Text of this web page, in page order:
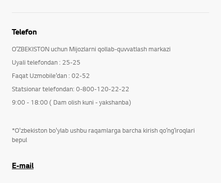
Telefon
OʻZBEKISTON uchun Mijozlarni qollab-quvvatlash markazi
Uyali telefondan : 25-25
Faqat Uzmobile’dan : 02-52
Statsionar telefondan: 0-800-120-22-22
9:00 - 18:00 ( Dam olish kuni - yakshanba)
*O'zbekiston bo'ylab ushbu raqamlarga barcha kirish qoʻngʻiroqlari
bepul
E-mail